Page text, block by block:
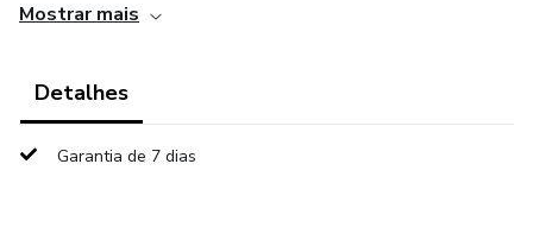
Mostrar mais
Detalhes
Garantia de 7 dias